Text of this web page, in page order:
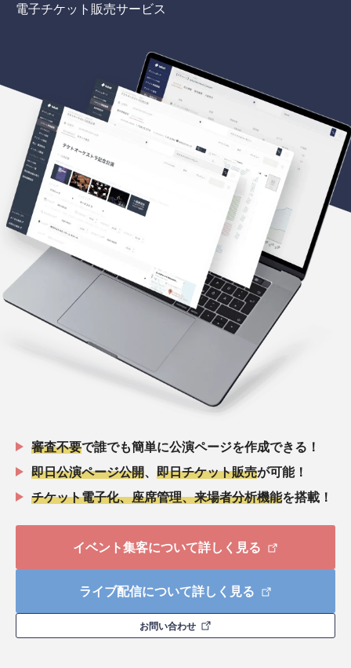
電子チケット販売サービス
審査不要で誰でも簡単に公演ページを作成できる！
即日公演ページ公開
即日チケット販売が可能！
チケット電子化、座席管理、来場者分析機能を搭載！
イベント集客について詳しく見る
ライブ配信について詳しく見る
お問い合わせ